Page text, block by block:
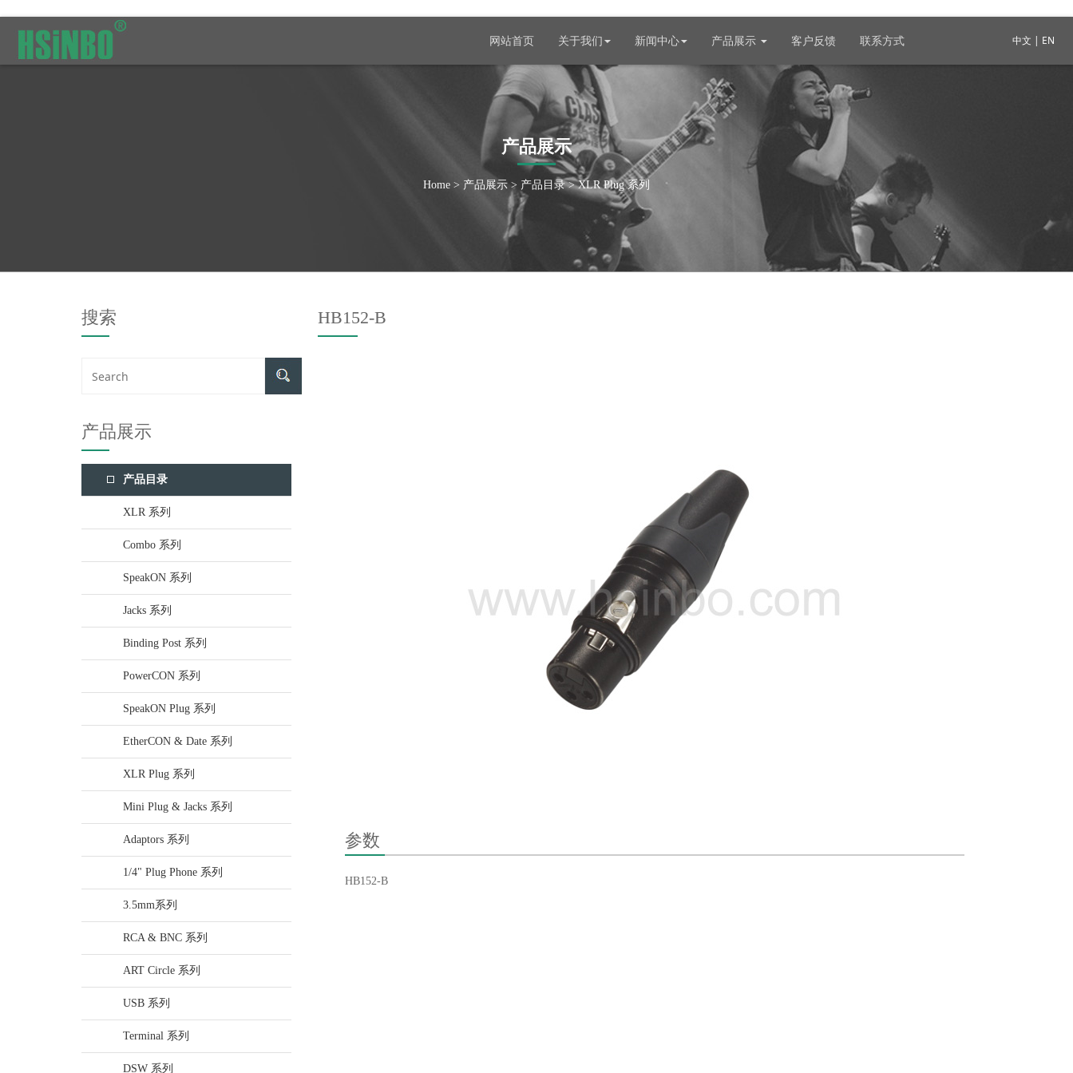
中文 | EN
网站首页 关于我们 新闻中心 产品展示 客户反馈 联系方式
产品展示
Home > 产品展示 > 产品目录>XLR Plug 系列
搜索
产品展示
产品目录
XLR 系列
Combo 系列
SpeakON 系列
Jacks 系列
Binding Post 系列
PowerCON 系列
SpeakON Plug 系列
EtherCON & Date 系列
XLR Plug 系列
Mini Plug & Jacks 系列
Adaptors 系列
1/4" Plug Phone 系列
3.5mm系列
RCA & BNC 系列
ART Circle 系列
USB 系列
Terminal 系列
DSW 系列
HB152-B
参数
HB152-B